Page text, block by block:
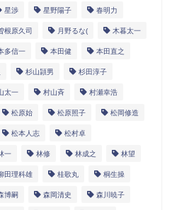
星渉 星野陽子 春明力
根原久司 月野るな( 木暮太一
多信一 本田健 本田直之
杉山頴男 杉田淳子
太一 村山斉 村瀬幸浩
松原始 松原照子 松岡修造
松本人志 松村卓
一 林修 林成之 林望
田理科雄 桂歌丸 桐生操
博嗣 森岡清史 森川暁子